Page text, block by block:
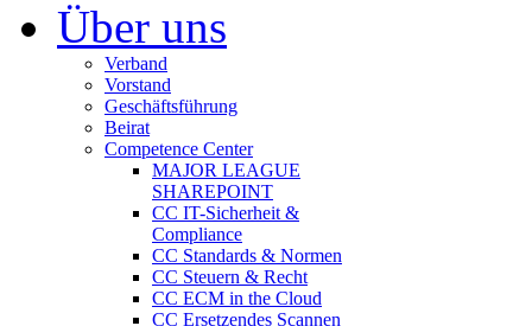
Über uns
Verband
Vorstand
Geschäftsführung
Beirat
Competence Center
MAJOR LEAGUE
SHAREPOINT
CC IT-Sicherheit &
Compliance
CC Standards & Normen
CC Steuern & Recht
CC ECM in the Cloud
CC Ersetzendes Scannen